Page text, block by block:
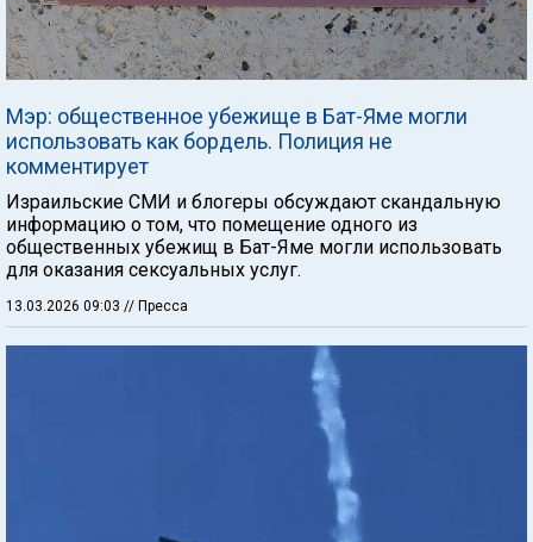
Мэр: общественное убежище в Бат-Яме могли
использовать как бордель. Полиция не
комментирует
Израильские СМИ и блогеры обсуждают скандальную
информацию о том, что помещение одного из
общественных убежищ в Бат-Яме могли использовать
для оказания сексуальных услуг.
13.03.2026 09:03 // Пресса